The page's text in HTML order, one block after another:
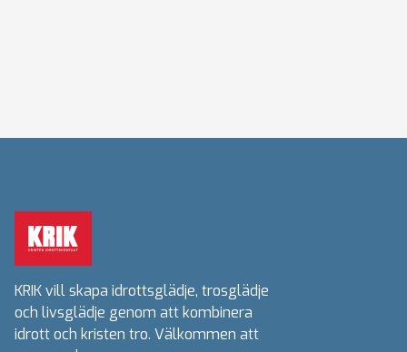
KRIK vill skapa idrottsglädje, trosglädje
och livsglädje genom att kombinera
idrott och kristen tro. Välkommen att